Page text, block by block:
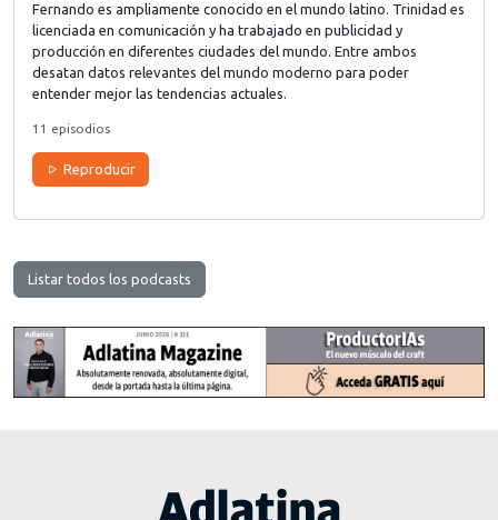
Fernando es ampliamente conocido en el mundo latino. Trinidad es
licenciada en comunicación y ha trabajado en publicidad y
producción en diferentes ciudades del mundo. Entre ambos
desatan datos relevantes del mundo moderno para poder
entender mejor las tendencias actuales.
11 episodios
Reproducir
Listar todos los podcasts